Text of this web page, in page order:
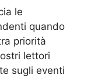
le
quando
priorità
lettori
sugli eventi